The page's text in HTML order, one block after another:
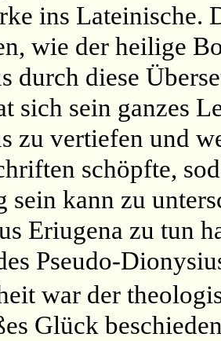
ins
wie der heilige
durch diese
sich sein ganzes
zu vertiefen und
schöpfte,
sein kann zu
Eriugena zu tun
Pseudo-
war der
Glück